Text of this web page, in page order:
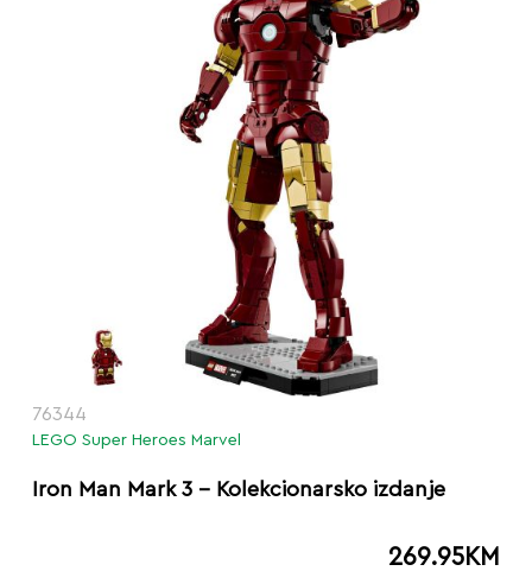
76344
LEGO Super Heroes Marvel
Iron Man Mark 3 – Kolekcionarsko izdanje
269.95KM